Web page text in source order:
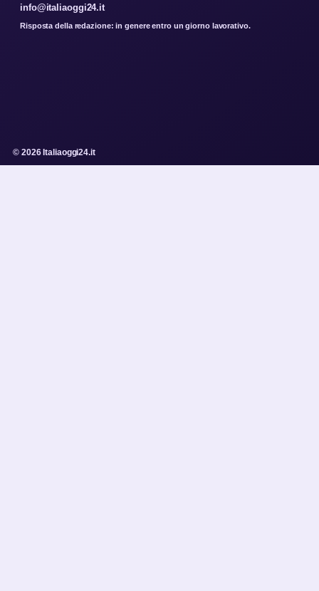
info@italiaoggi24.it
Risposta della redazione: in genere entro un giorno lavorativo.
© 2026 Italiaoggi24.it